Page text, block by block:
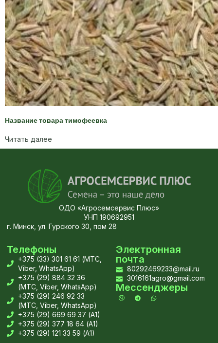
Название товара тимофеевка
Читать далее
ОДО «Агросемсервис Плюс»
УНП 190692951
г. Минск, ул. Гурского 30, пом 28
Телефоны
+375 (33) 301 61 61 (МТС,
Viber, WhatsApp)
+375 (29) 884 32 36
(МТС, Viber, WhatsApp)
+375 (29) 246 92 33
(МТС, Viber, WhatsApp)
+375 (29) 669 69 37 (А1)
+375 (29) 377 18 64 (А1)
+375 (29) 121 33 59 (А1)
Электронная
почта
80292469233@mail.ru
3016161agro@gmail.com
Мессенджеры